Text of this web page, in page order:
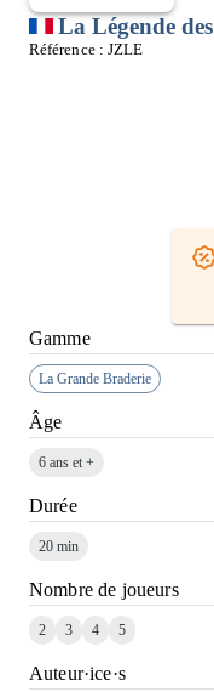
La Légende
Référence : JZLE
Gamme
La Grande Braderie
Âge
6 ans et +
Durée
20 min
Nombre de joueurs
2 3 4 5
Auteur·ice·s